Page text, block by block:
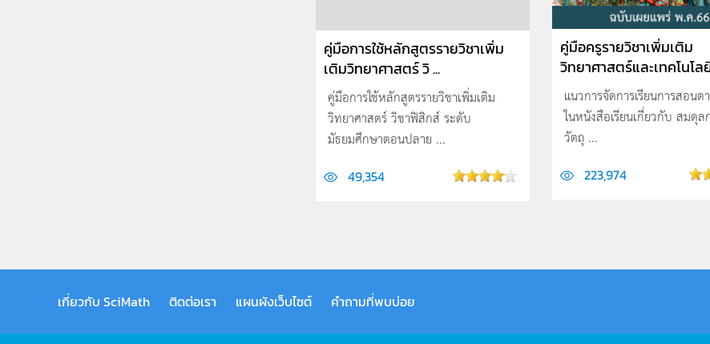
คู่มือการใช้หลักสูตรรายวิชาเพิ่ม
เติมวิทยาศาสตร์ วิ ...
คู่มือการใช้หลักสูตรรายวิชาเพิ่มเติม
วิทยาศาสตร์ วิชาฟิสิกส์ ระดับ
มัธยมศึกษาตอนปลาย ...
49,354
คู่มือครูรายวิชาเพิ่มเติม
วิทยาศาสตร์และเทคโนโล
แนวการจัดการเรียนการสอนต
ในหนังสือเรียนเกี่ยวกับ สมดุล
วัตถุ ...
223,974
เกี่ยวกับ SciMath ติดต่อเรา แผนผังเว็บไซต์ คำถามที่พบบ่อย